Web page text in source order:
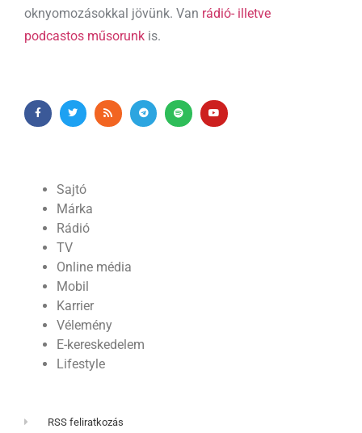
oknyomozásokkal jövünk. Van rádió- illetve
podcastos műsorunk is.
Sajtó
Márka
Rádió
TV
Online média
Mobil
Karrier
Vélemény
E-kereskedelem
Lifestyle
RSS feliratkozás